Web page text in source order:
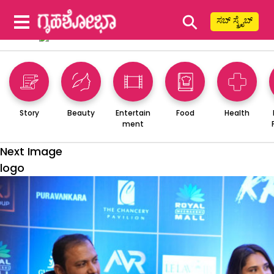
⚲ ಸಬ್ ಸ್ಕ್ರೈಬ್
Story Beauty
Entertain
ment
Food Health
Next Image
logo